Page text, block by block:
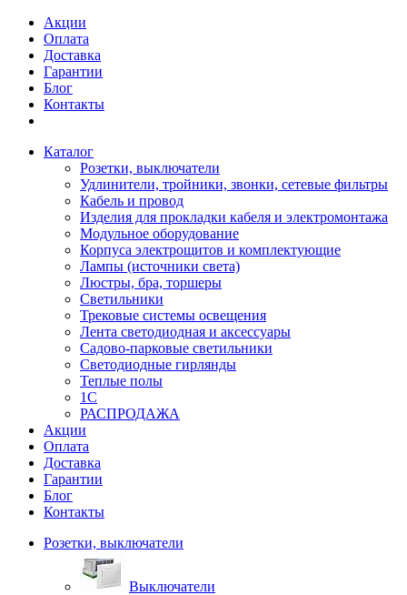
Акции
Оплата
Доставка
Гарантии
Блог
Контакты
Каталог
Розетки, выключатели
Удлинители, тройники, звонки, сетевые фильтры
Кабель и провод
Изделия для прокладки кабеля и электромонтажа
Модульное оборудование
Корпуса электрощитов и комплектующие
Лампы (источники света)
Люстры, бра, торшеры
Светильники
Трековые системы освещения
Лента светодиодная и аксессуары
Садово-парковые светильники
Светодиодные гирлянды
Теплые полы
1С
РАСПРОДАЖА
Акции
Оплата
Доставка
Гарантии
Блог
Контакты
Розетки, выключатели
Выключатели